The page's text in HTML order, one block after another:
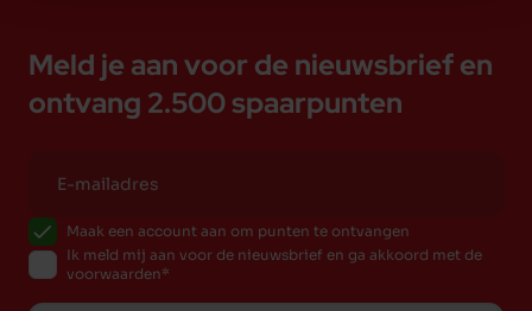
Meld je aan voor de nieuwsbrief en
ontvang 2.500 spaarpunten
Maak een account aan om punten te ontvangen
Ik meld mij aan voor de nieuwsbrief en ga akkoord met de
voorwaarden